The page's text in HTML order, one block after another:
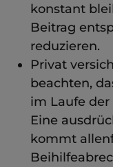
konstant
Beitrag
reduzieren.
Privat
beachten,
im Laufe der
Eine
kommt